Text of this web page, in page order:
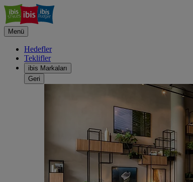
Menü
Hedefler
Teklifler
ibis Markaları
Geri